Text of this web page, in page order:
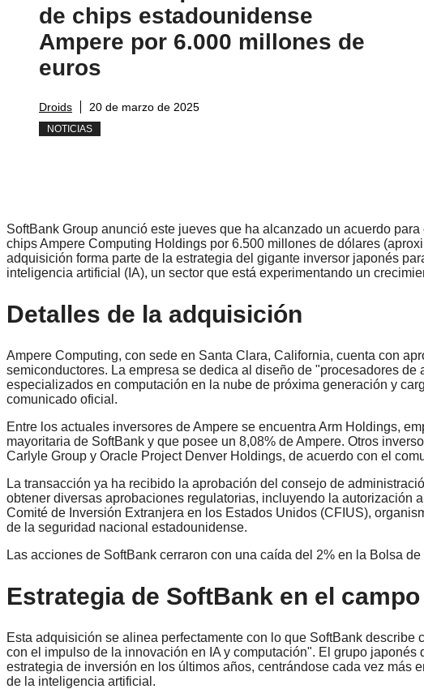
de chips estadounidense
Ampere por 6.000 millones de
euros
Droids 20 de marzo de 2025
NOTICIAS
SoftBank Group anunció este jueves que ha alcanzado un acuerdo
chips Ampere Computing Holdings por 6.500 millones de dólares
adquisición forma parte de la estrategia del gigante inversor japonés
inteligencia artificial (IA), un sector que está experimentando un
Detalles de la adquisición
Ampere Computing, con sede en Santa Clara, California, cuenta con
semiconductores. La empresa se dedica al diseño de "procesadores
especializados en computación en la nube de próxima generación y
comunicado oficial.
Entre los actuales inversores de Ampere se encuentra Arm Holdings,
mayoritaria de SoftBank y que posee un 8,08% de Ampere. Otros
Carlyle Group y Oracle Project Denver Holdings, de acuerdo con el
La transacción ya ha recibido la aprobación del consejo de
obtener diversas aprobaciones regulatorias, incluyendo la autorización
Comité de Inversión Extranjera en los Estados Unidos (CFIUS),
de la seguridad nacional estadounidense.
Las acciones de SoftBank cerraron con una caída del 2% en la Bolsa
Estrategia de SoftBank en el
Esta adquisición se alinea perfectamente con lo que SoftBank
con el impulso de la innovación en IA y computación". El grupo
estrategia de inversión en los últimos años, centrándose cada vez más
de la inteligencia artificial.